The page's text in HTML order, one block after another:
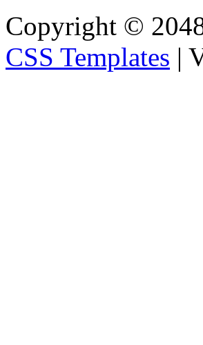
Copyright ©
CSS Templates |